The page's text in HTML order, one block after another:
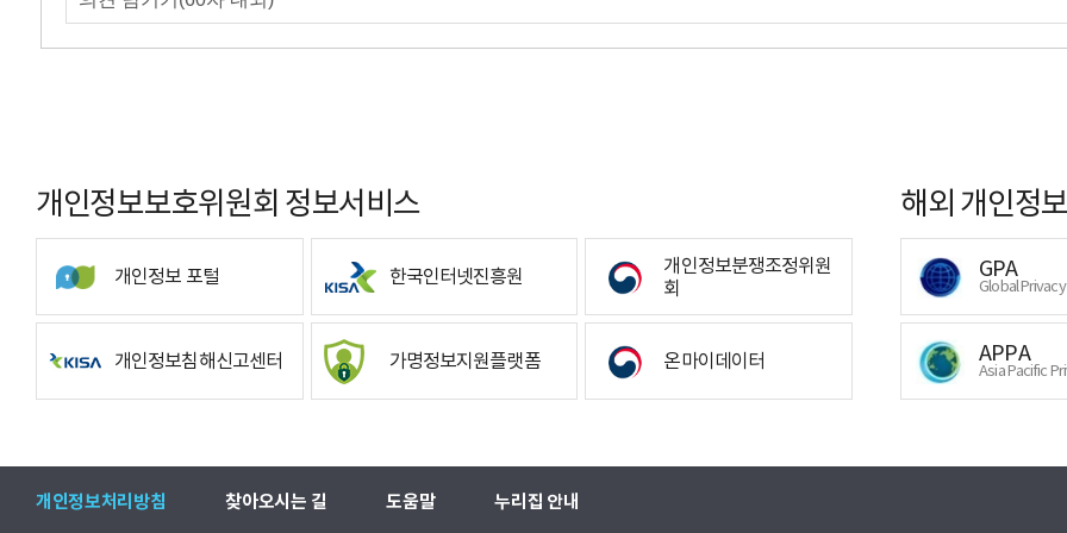
개인정보보호위원회 정보서비스
개인정보 포털 한국인터넷진흥원
개인정보분쟁조정위원
회
개인정보침해신고센터 가명정보지원플랫폼 온마이데이터
해외 개인정
GPA
Global
APPA
Asia Pacific
개인정보처리방침 찾아오시는 길 도움말 누리집 안내